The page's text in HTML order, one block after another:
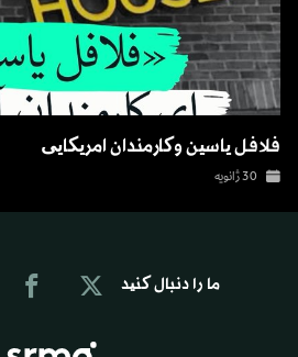
فلافل یاسین وکارمندان امریکایی
30 ژانویه
ما را دنبال کنید